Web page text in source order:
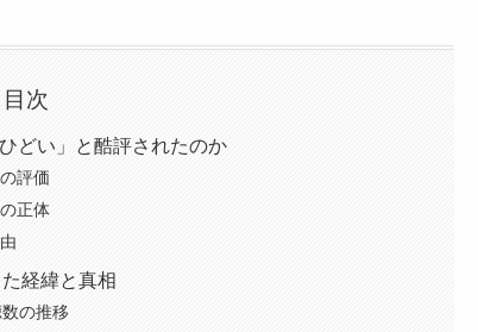
目次
どい」と酷評されたのか
評価
正体
経緯と真相
の推移